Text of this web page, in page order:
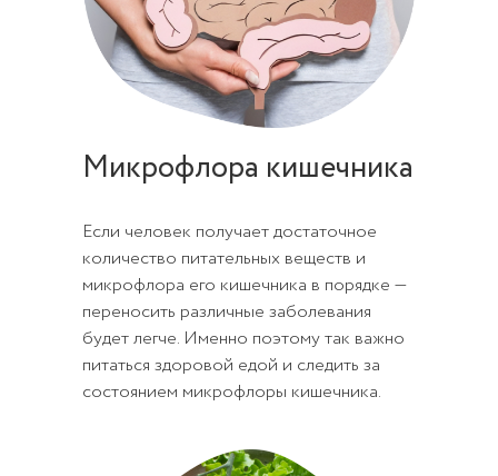
Микрофлора кишечника
Если человек получает достаточное
количество питательных веществ и
микрофлора его кишечника в порядке —
переносить различные заболевания
будет легче. Именно поэтому так важно
питаться здоровой едой и следить за
состоянием микрофлоры кишечника.